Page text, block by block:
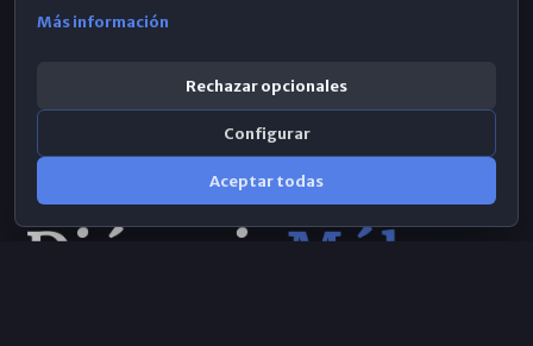
Más información
Rechazar opcionales
Configurar
Aceptar todas